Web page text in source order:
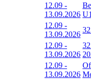
12.09 -
13.09.2026
12.09 -
13.09.2026
12.09 -
13.09.2026
12.09 -
13.09.2026